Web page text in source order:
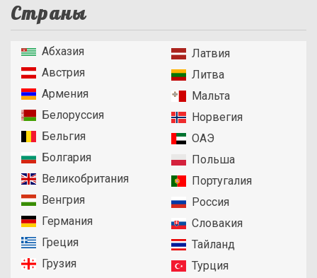
Страны
Абхазия
Австрия
Армения
Белоруссия
Бельгия
Болгария
Великобритания
Венгрия
Германия
Греция
Грузия
Латвия
Литва
Мальта
Норвегия
ОАЭ
Польша
Португалия
Россия
Словакия
Тайланд
Турция